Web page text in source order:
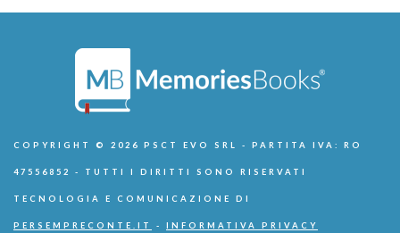
COPYRIGHT © 2026 PSCT EVO SRL - PARTITA IVA: RO
47556852 - TUTTI I DIRITTI SONO RISERVATI
TECNOLOGIA E COMUNICAZIONE DI
PERSEMPRECONTE.IT - INFORMATIVA PRIVACY